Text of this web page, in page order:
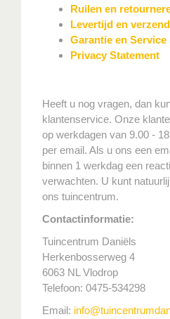
Ruilen en
Levertijd en
Garantie en Service
Privacy Statement
Heeft u nog vragen, dan
klantenservice. Onze
op werkdagen van 9.00 -
per email. Als u ons een
binnen 1 werkdag een
verwachten. U kunt
ons tuincentrum.
Contactinformatie:
Tuincentrum Daniëls
Herkenbosserweg 4
6063 NL Vlodrop
Telefoon: 0475-534298
Email: